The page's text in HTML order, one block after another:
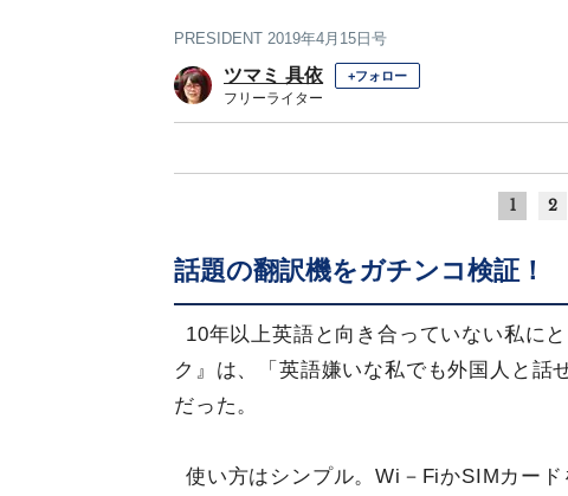
PRESIDENT 2019年4月15日号
ツマミ 具依 +フォロー
フリーライター
1 2
話題の翻訳機をガチンコ検証！
10年以上英語と向き合っていない私に
ク』は、「英語嫌いな私でも外国人と話
だった。
使い方はシンプル。Wi－FiかSIMカード